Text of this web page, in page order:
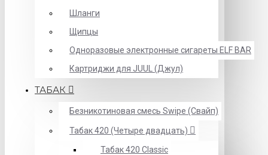
Шланги
Щипцы
Одноразовые электронные сигареты ELF BAR
Картриджи для JUUL (Джул)
ТАБАК
Безникотиновая смесь Swipe (Свайп)
Табак 420 (Четыре двадцать)
Табак 420 Classic